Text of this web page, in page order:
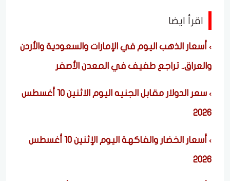
اقرأ ايضا
أسعار الذهب اليوم في الإمارات والسعودية والأردن
والعراق.. تراجع طفيف في المعدن الأصفر
سعر الدولار مقابل الجنيه اليوم الاثنين 10 أغسطس
2026
أسعار الخضار والفاكهة اليوم الإثنين 10 أغسطس
2026